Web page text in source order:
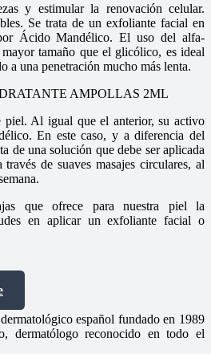
y estimular la renovación celular.
Se trata de un exfoliante facial en
Ácido Mandélico. El uso del alfa-
tamaño que el glicólico, es ideal
a una penetración mucho más lenta.
AMPOLLAS 2ML
piel. Al igual que el anterior, su activo
En este caso, y a diferencia del
una solución que debe ser aplicada
de suaves masajes circulares, al
que ofrece para nuestra piel la
en aplicar un exfoliante facial o
español fundado en 1989
dermatólogo reconocido en todo el